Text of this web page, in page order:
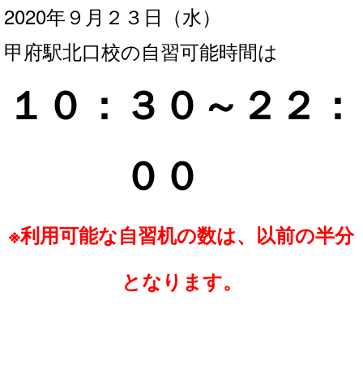
2020年９月２３ 日（水）
甲府駅北口校の自習可能時間は
１０：３０～２２：
００
※利用可能な自習机の数は、以前の半分
となります。